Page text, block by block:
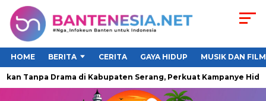
HOME BERITA CERITA GAYA HIDUP MUSIK DAN FILM
Tanpa Drama di Kabupaten Serang, Perkuat Kampanye Hidup